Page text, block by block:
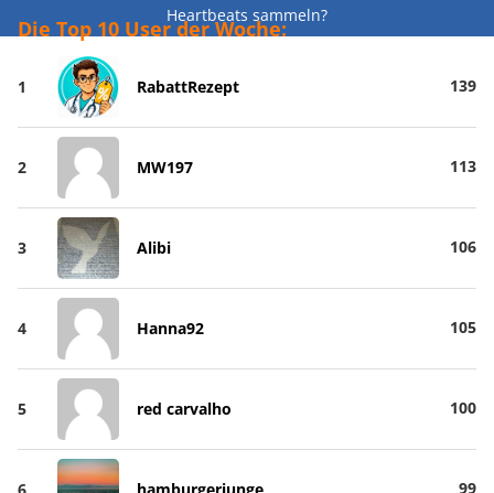
Heartbeats sammeln?
Die Top 10 User der Woche:
1 RabattRezept 139
2 MW197 113
3 Alibi 106
4 Hanna92 105
5 red carvalho 100
99